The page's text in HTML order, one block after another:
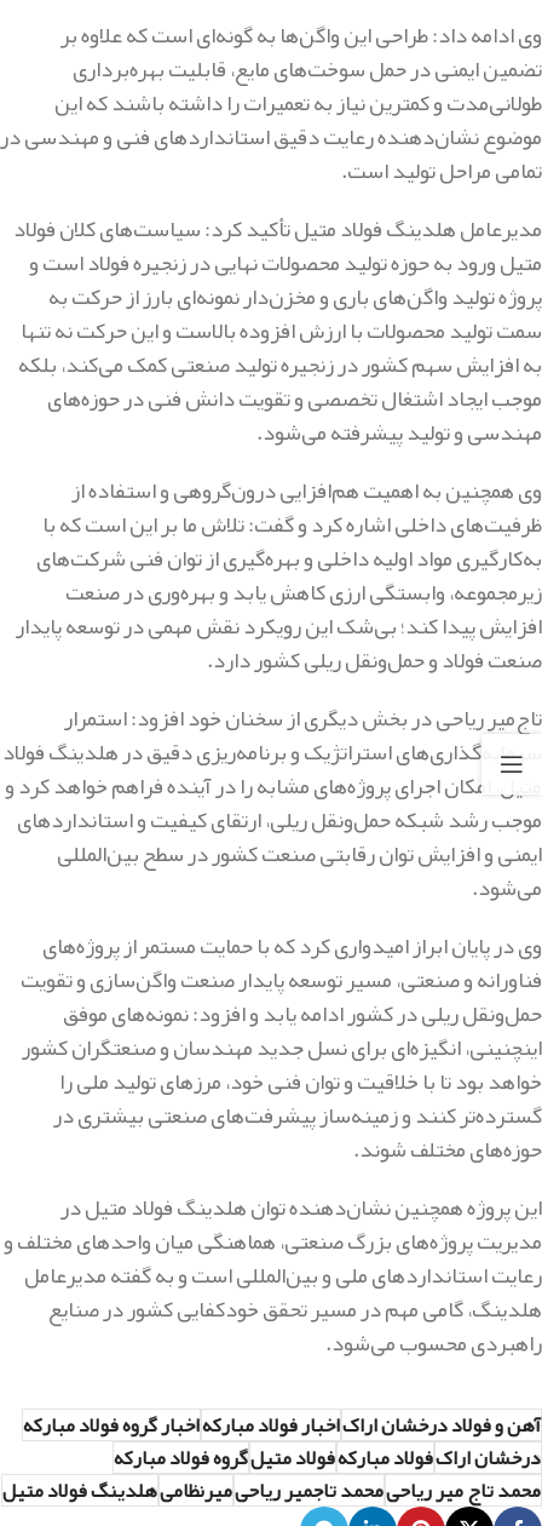
وی ادامه داد: طراحی این واگن‌ها به گونه‌ای است که علاوه بر
تضمین ایمنی در حمل سوخت‌های مایع، قابلیت بهره‌برداری
طولانی‌مدت و کمترین نیاز به تعمیرات را داشته باشند که این
موضوع نشان‌دهنده رعایت دقیق استانداردهای فنی و مهندسی در
تمامی مراحل تولید است.
مدیرعامل هلدینگ فولاد متیل تأکید کرد: سیاست‌های کلان فولاد
متیل ورود به حوزه تولید محصولات نهایی در زنجیره فولاد است و
پروژه تولید واگن‌های باری و مخزن‌دار نمونه‌ای بارز از حرکت به
سمت تولید محصولات با ارزش افزوده بالاست و این حرکت نه تنها
به افزایش سهم کشور در زنجیره تولید صنعتی کمک می‌کند، بلکه
موجب ایجاد اشتغال تخصصی و تقویت دانش فنی در حوزه‌های
مهندسی و تولید پیشرفته می‌شود.
وی همچنین به اهمیت هم‌افزایی درون‌گروهی و استفاده از
ظرفیت‌های داخلی اشاره کرد و گفت: تلاش ما بر این است که با
به‌کارگیری مواد اولیه داخلی و بهره‌گیری از توان فنی شرکت‌های
زیرمجموعه، وابستگی ارزی کاهش یابد و بهره‌وری در صنعت
افزایش پیدا کند؛ بی‌شک این رویکرد نقش مهمی در توسعه پایدار
صنعت فولاد و حمل‌ونقل ریلی کشور دارد.
تاج‌میر ریاحی در بخش دیگری از سخنان خود افزود: استمرار
سرمایه‌گذاری‌های استراتژیک و برنامه‌ریزی دقیق در هلدینگ فولاد
متیل، امکان اجرای پروژه‌های مشابه را در آینده فراهم خواهد کرد و
موجب رشد شبکه حمل‌ونقل ریلی، ارتقای کیفیت و استانداردهای
ایمنی و افزایش توان رقابتی صنعت کشور در سطح بین‌المللی
می‌شود.
وی در پایان ابراز امیدواری کرد که با حمایت مستمر از پروژه‌های
فناورانه و صنعتی، مسیر توسعه پایدار صنعت واگن‌سازی و تقویت
حمل‌ونقل ریلی در کشور ادامه یابد و افزود: نمونه‌های موفق
اینچنینی، انگیزه‌ای برای نسل جدید مهندسان و صنعتگران کشور
خواهد بود تا با خلاقیت و توان فنی خود، مرزهای تولید ملی را
گسترده‌تر کنند و زمینه‌ساز پیشرفت‌های صنعتی بیشتری در
حوزه‌های مختلف شوند.
این پروژه همچنین نشان‌دهنده توان هلدینگ فولاد متیل در
مدیریت پروژه‌های بزرگ صنعتی، هماهنگی میان واحدهای مختلف و
رعایت استانداردهای ملی و بین‌المللی است و به گفته مدیرعامل
هلدینگ، گامی مهم در مسیر تحقق خودکفایی کشور در صنایع
راهبردی محسوب می‌شود.
آهن و فولاد درخشان اراکاخبار فولاد مبارکهاخبار گروه فولاد مبارکه
درخشان اراکفولاد مبارکهفولاد متیلگروه فولاد مبارکه
محمد تاج میر ریاحیمحمد تاجمیر ریاحیمیرنظامیهلدینگ فولاد متیل